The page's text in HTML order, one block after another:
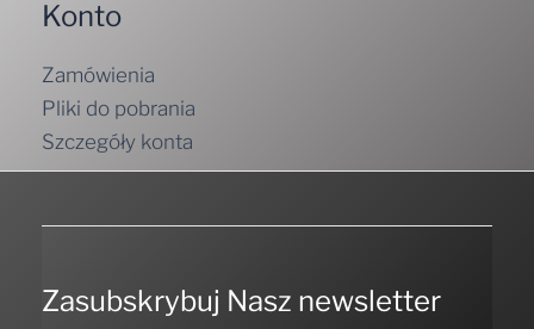
Konto
Zamówienia
Pliki do pobrania
Szczegóły konta
Zasubskrybuj Nasz newsletter